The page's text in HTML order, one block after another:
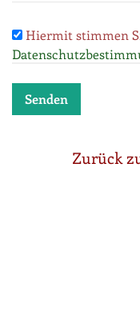
Hiermit stimmen
Zurück